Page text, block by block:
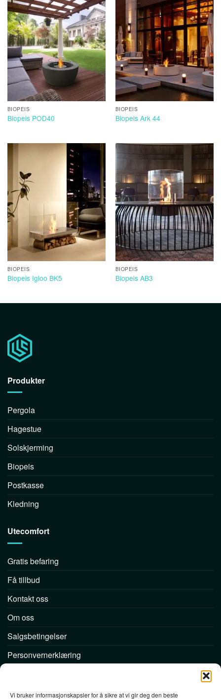
Vi bruker informasjonskapsler for å sikre at vi gir deg den beste
BIOPEIS
Biopeis POD40
BIOPEIS
Biopeis Ark 44
BIOPEIS
Biopeis Igloo BK5
BIOPEIS
Biopeis AB3
Produkter
Pergola
Hagestue
Solskjerming
Biopeis
Postkasse
Kledning
Utecomfort
Gratis befaring
Få tillbud
Kontakt oss
Om oss
Salgsbetingelser
Personvernerklæring